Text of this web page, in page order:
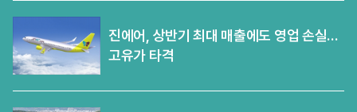
진에어, 상반기 최대 매출에도 영업 손실…
고유가 타격